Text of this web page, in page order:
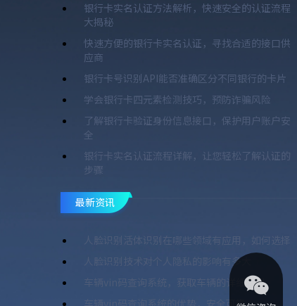
银行卡实名认证方法解析，快速安全的认证流程
大揭秘
快速方便的银行卡实名认证，寻找合适的接口供
应商
银行卡号识别API能否准确区分不同银行的卡片
学会银行卡四元素检测技巧，预防诈骗风险
了解银行卡验证身份信息接口，保护用户账户安
全
银行卡实名认证流程详解，让您轻松了解认证的
步骤
最新资讯
人脸识别活体识别在哪些领域有应用，如何选择
人脸识别技术对个人隐私的影响有多大
车辆vin码查询系统，获取车辆的详细信息
车辆vin码查询系统的优势，安全可靠